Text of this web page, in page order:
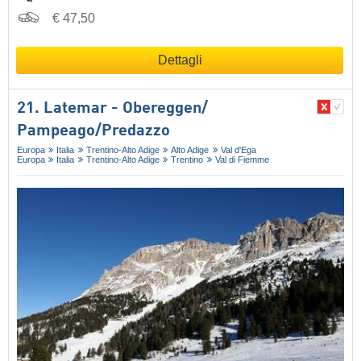
€ 47,50
Dettagli
21. Latemar - Obereggen/​
Pampeago/​Predazzo
Europa Italia Trentino-Alto Adige Alto Adige
Val d'Ega
Europa
Italia Trentino-Alto Adige Trentino Val di Fiemme